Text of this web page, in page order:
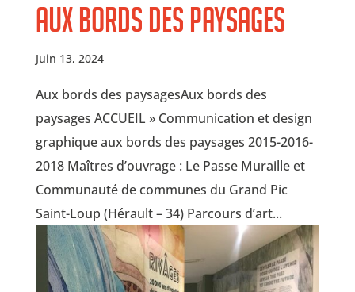
Aux bords des paysages
Juin 13, 2024
Aux bords des paysagesAux bords des
paysages ACCUEIL » Communication et design
graphique aux bords des paysages 2015-2016-
2018 Maîtres d’ouvrage : Le Passe Muraille et
Communauté de communes du Grand Pic
Saint-Loup (Hérault – 34) Parcours d’art...